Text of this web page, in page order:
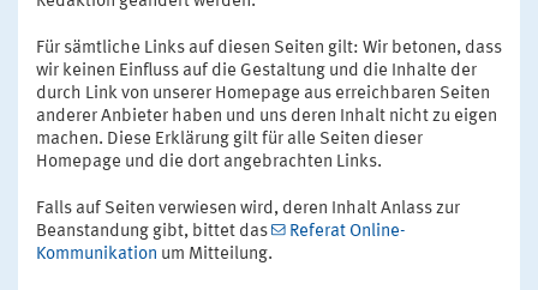
Für sämtliche Links auf diesen Seiten gilt: Wir betonen, dass
wir keinen Einfluss auf die Gestaltung und die Inhalte der
durch Link von unserer Homepage aus erreichbaren Seiten
anderer Anbieter haben und uns deren Inhalt nicht zu eigen
machen. Diese Erklärung gilt für alle Seiten dieser
Homepage und die dort angebrachten Links.
Falls auf Seiten verwiesen wird, deren Inhalt Anlass zur
Beanstandung gibt, bittet das
Referat Online-
Kommunikation um Mitteilung.